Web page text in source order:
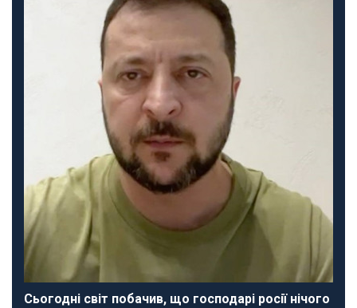
Сьогодні світ побачив, що господарі росії нічого